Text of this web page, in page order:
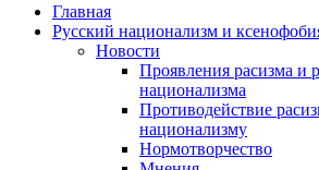
Главная
Русский национализм и
Новости
Проявления расизма и
национализма
Противодействие
национализму
Нормотворчество